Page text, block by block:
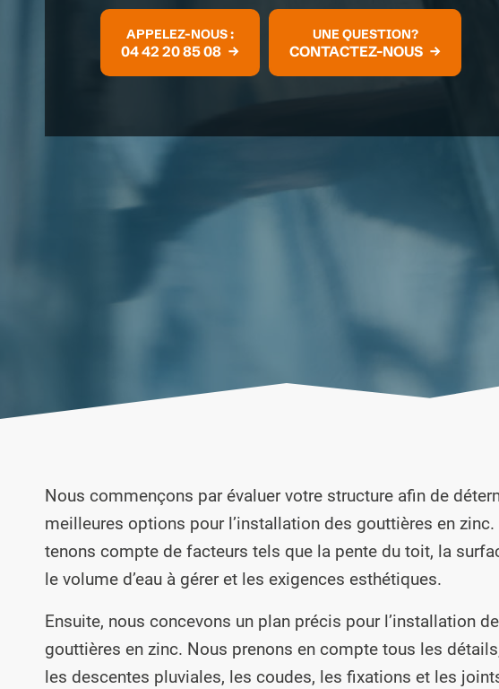
APPELEZ-NOUS :
04 42 20 85 08
UNE QUESTION?
CONTACTEZ-NOUS
Nous commençons par évaluer votre structure afin de
meilleures options pour l’installation des gouttières en zinc.
tenons compte de facteurs tels que la pente du toit, la
le volume d’eau à gérer et les exigences esthétiques.
Ensuite, nous concevons un plan précis pour l’installation
gouttières en zinc. Nous prenons en compte tous les
les descentes pluviales, les coudes, les fixations et les